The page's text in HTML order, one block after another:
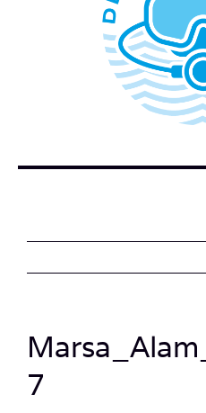
WER STECKT HINTER
BUCH BESTELLEN
7